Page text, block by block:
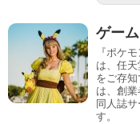
ゲー
『ポケ
は、任
をご存
は、創
同人誌
す。